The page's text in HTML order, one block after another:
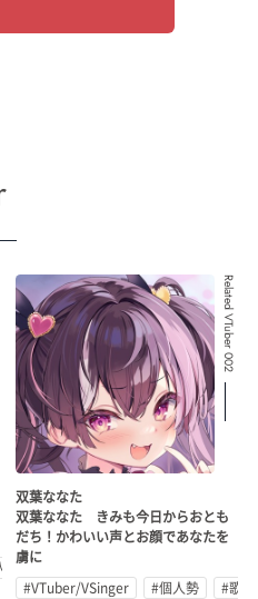
勢
Related VTuber 002
双葉ななた
双葉ななた きみも今日からおとも
だち！かわいい声とお顔であなたを
虜に
#VTuber/VSinger
#個人勢 #歌